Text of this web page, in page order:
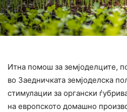
Итна помош за земјоделците,
во Заедничката земјоделска
стимулации за органски
на европското домашно